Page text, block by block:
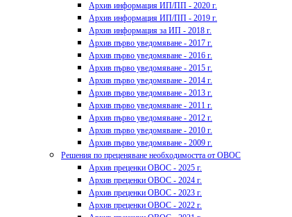
Архив информация ИП/ПП - 2020 г.
Архив информация ИП/ПП - 2019 г.
Архив информация за ИП - 2018 г.
Архив първо уведомяване - 2017 г.
Архив първо уведомяване - 2016 г.
Архив първо уведомяване - 2015 г.
Архив първо уведомяване - 2014 г.
Архив първо уведомяване - 2013 г.
Архив първо уведомяване - 2011 г.
Архив първо уведомяване - 2012 г.
Архив първо уведомяване - 2010 г.
Архив първо уведомяване - 2009 г.
Решения по преценяване необходимостта от ОВОС
Архив преценки ОВОС - 2025 г.
Архив преценки ОВОС - 2024 г.
Архив преценки ОВОС - 2023 г.
Архив преценки ОВОС - 2022 г.